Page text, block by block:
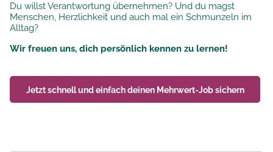
Du willst Verantwortung übernehmen? Und du magst
Menschen, Herzlichkeit und auch mal ein Schmunzeln im
Alltag?
Wir freuen uns, dich persönlich kennen zu lernen!
Jetzt schnell und einfach deinen Mehrwert-Jobsichern